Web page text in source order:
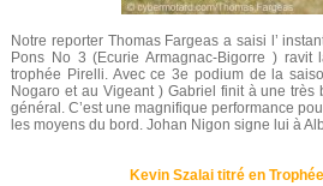
Notre reporter Thomas Fargeas a saisi l’
Pons No 3 (Ecurie Armagnac-Bigorre )
trophée Pirelli. Avec ce 3e podium de la
Nogaro et au Vigeant ) Gabriel finit à une
général. C’est une magnifique performance
les moyens du bord. Johan Nigon signe lui à
Kevin Szalai titré en